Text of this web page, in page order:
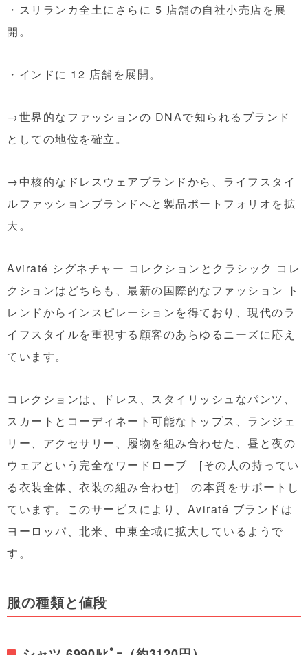
・スリランカ全土にさらに 5 店舗の自社小売店を展
開。
・インドに 12 店舗を展開。
→世界的なファッションの DNAで知られるブランド
としての地位を確立。
→中核的なドレスウェアブランドから、ライフスタイ
ルファッションブランドへと製品ポートフォリオを拡
大。
Aviraté シグネチャー コレクションとクラシック コレ
クションはどちらも、最新の国際的なファッション ト
レンドからインスピレーションを得ており、現代のラ
イフスタイルを重視する顧客のあらゆるニーズに応え
ています。
コレクションは、ドレス、スタイリッシュなパンツ、
スカートとコーディネート可能なトップス、ランジェ
リー、アクセサリー、履物を組み合わせた、昼と夜の
ウェアという完全なワードローブ [その人の持ってい
る衣装全体、衣装の組み合わせ] の本質をサポートし
ています。このサービスにより、 Aviraté ブランドは
ヨーロッパ、北米、中東全域に拡大しているようで
す。
服の種類と値段